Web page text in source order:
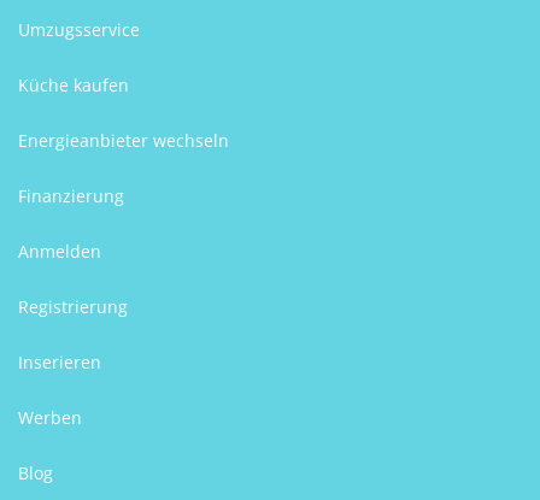
Umzugsservice
Küche kaufen
Energieanbieter wechseln
Finanzierung
Anmelden
Registrierung
Inserieren
Werben
Blog